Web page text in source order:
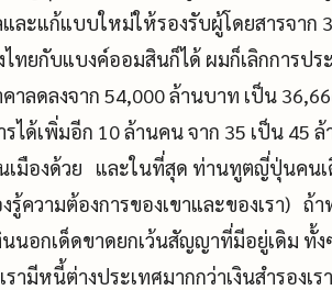
และแก้แบบใหม่ให้รองรับผู้โดยสารจา
ไทยกับแบงค์ออมสินก็ได้ ผมก็เลิกการป
ลดลงจาก 54,000 ล้านบาท เป็น
ได้เพิ่มอีก 10 ล้านคน จาก 35 เป็น 45
มืองด้วย และในที่สุด ท่านทูตญี่ปุ่นคนเ
รู้ความต้องการของเขาและของเรา)
นนอกเด็ดขาดยกเว้นสัญญาที่มีอยู่เดิม ทั้
มีหนี้ต่างประเทศมากกว่าเงินสำรองเ